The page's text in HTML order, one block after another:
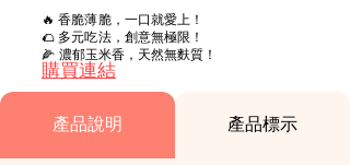
🔥 香脆薄脆，一口就愛上！
🌮 多元吃法，創意無極限！
🌽 濃郁玉米香，天然無麩質！
購買連結
產品說明 產品標示